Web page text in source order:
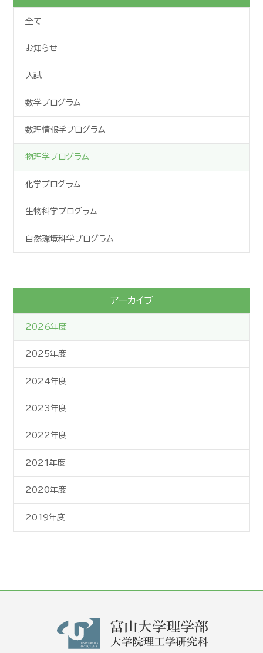
全て
お知らせ
入試
数学プログラム
数理情報学プログラム
物理学プログラム
化学プログラム
生物科学プログラム
自然環境科学プログラム
アーカイブ
2026年度
2025年度
2024年度
2023年度
2022年度
2021年度
2020年度
2019年度